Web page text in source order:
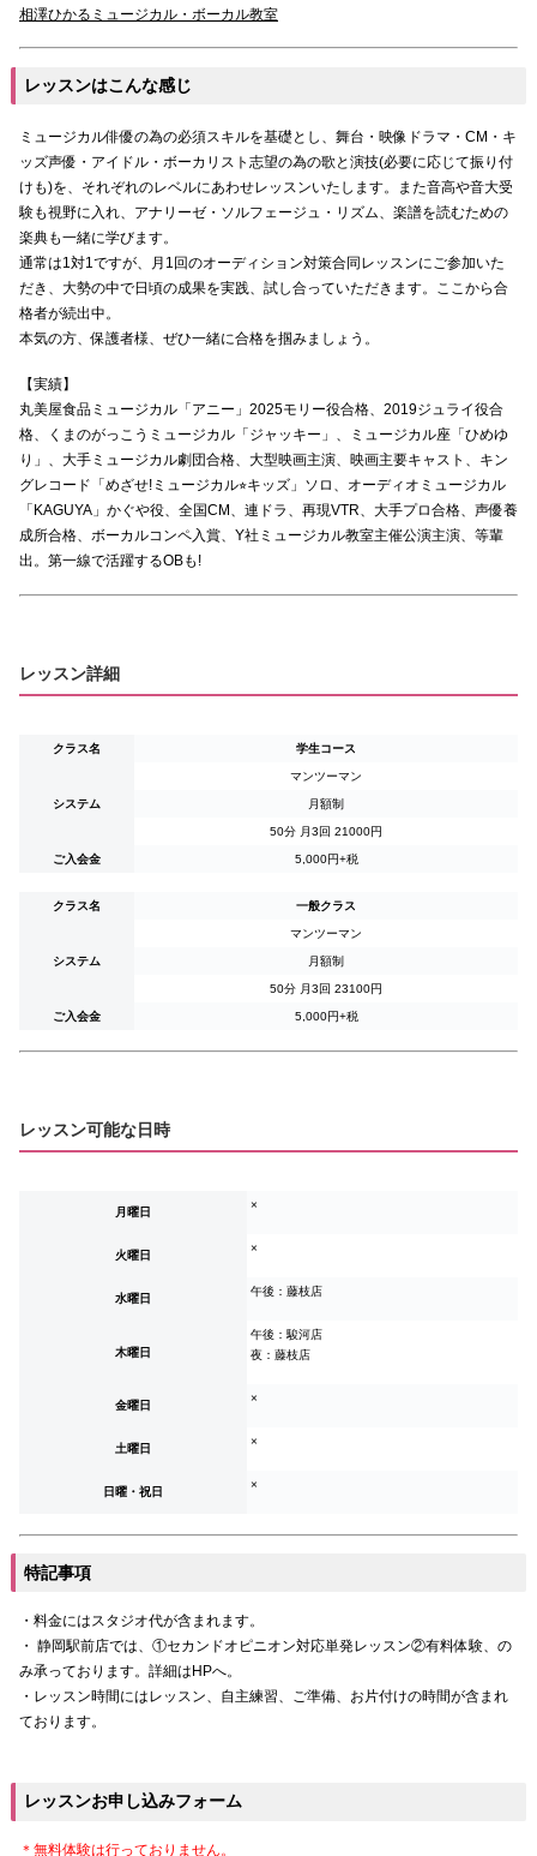
相澤ひかるミュージカル・ボーカル教室
レッスンはこんな感じ
ミュージカル俳優の為の必須スキルを基礎とし、舞台・映像ドラマ・CM・キ
ッズ声優・アイドル・ボーカリスト志望の為の歌と演技(必要に応じて振り付
けも)を、それぞれのレベルにあわせレッスンいたします。また音高や音大受
験も視野に入れ、アナリーゼ・ソルフェージュ・リズム、楽譜を読むための
楽典も一緒に学びます。
通常は1対1ですが、月1回のオーディション対策合同レッスンにご参加いた
だき、大勢の中で日頃の成果を実践、試し合っていただきます。ここから合
格者が続出中。
本気の方、保護者様、ぜひ一緒に合格を掴みましょう。
【実績】
丸美屋食品ミュージカル「アニー」2025モリー役合格、2019ジュライ役合
格、くまのがっこうミュージカル「ジャッキー」、ミュージカル座「ひめゆ
り」、大手ミュージカル劇団合格、大型映画主演、映画主要キャスト、キン
グレコード「めざせ!ミュージカル⭐︎キッズ」ソロ、オーディオミュージカル
「KAGUYA」かぐや役、全国CM、連ドラ、再現VTR、大手プロ合格、声優養
成所合格、ボーカルコンペ入賞、Y社ミュージカル教室主催公演主演、等輩
出。第一線で活躍するOBも!
レッスン詳細
クラス名 学生コース
システム
マンツーマン
月額制
50分 月3回 21000円
ご入会金 5,000円+税
クラス名 一般クラス
システム
マンツーマン
月額制
50分 月3回 23100円
ご入会金 5,000円+税
レッスン可能な日時
月曜日
×
火曜日
×
水曜日
午後：藤枝店
木曜日
午後：駿河店
夜：藤枝店
金曜日
×
土曜日
×
日曜・祝日
×
特記事項
・料金にはスタジオ代が含まれます。
・ 静岡駅前店では、①セカンドオピニオン対応単発レッスン②有料体験、の
み承っております。詳細はHPへ。
・レッスン時間にはレッスン、自主練習、ご準備、お片付けの時間が含まれ
ております。
レッスンお申し込みフォーム
＊無料体験は行っておりません。